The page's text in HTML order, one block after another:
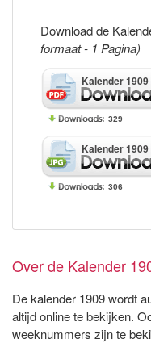
Download de
formaat - 1 Pagina)
Kalender 1909
329
Kalender 1909
306
Over de Kalender
De kalender 1909 wordt
altijd online te bekijken.
weeknummers zijn te